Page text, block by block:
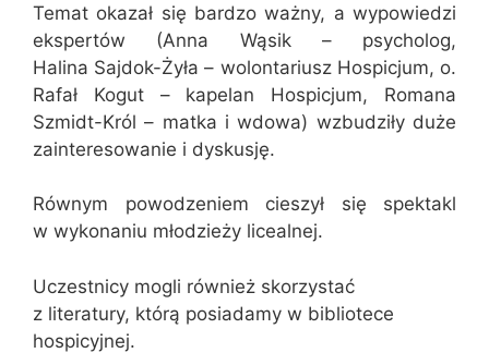
Temat okazał się bardzo ważny, a wypowiedzi
ekspertów (Anna Wąsik – psycholog,
Halina Sajdok-Żyła – wolontariusz Hospicjum, o.
Rafał Kogut – kapelan Hospicjum, Romana
Szmidt-Król – matka i wdowa) wzbudziły duże
zainteresowanie i dyskusję.
Równym powodzeniem cieszył się spektakl
w wykonaniu młodzieży licealnej.
Uczestnicy mogli również skorzystać
z literatury, którą posiadamy w bibliotece
hospicyjnej.